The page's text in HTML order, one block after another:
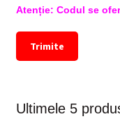
Atenție: Codul se
Trimite
Ultimele 5